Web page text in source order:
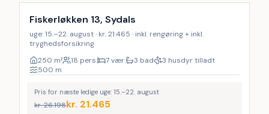
LAST MINUTE
Fiskerløkken 13, Sydals
uge: 15.–22. august · kr. 21.465 · inkl. rengøring + inkl.
tryghedsforsikring
250 m² 18 pers. 7 vær. 3 bad
3 husdyr tilladt
500 m
Pris for næste ledige uge: 15.–22. august
kr.26.198kr. 21.465